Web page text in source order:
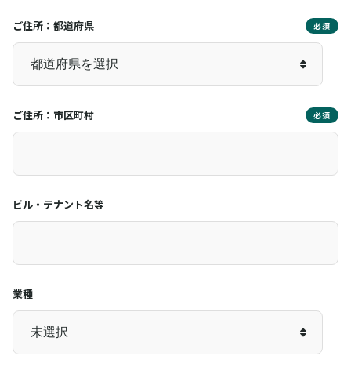
ご住所：都道府県 必須
ご住所：市区町村 必須
ビル・テナント名等
業種